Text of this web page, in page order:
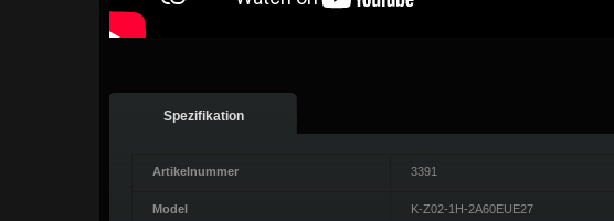
Spezifikation
Artikelnummer 3391
Model K-Z02-1H-2A60EUE27